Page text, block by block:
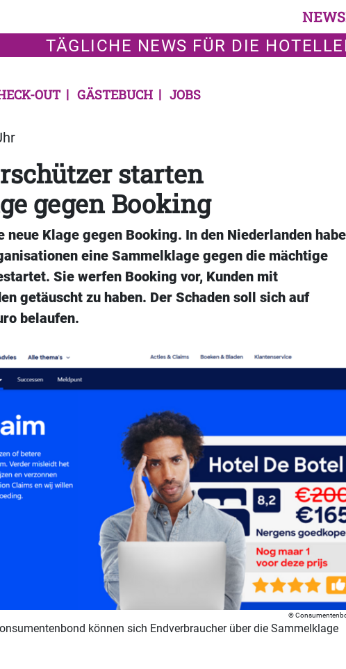
TÄGLICHE NEWS FÜR DIE
OUT GÄSTEBUCH JOBS
starten
gegen Booking
neue Klage gegen Booking. In den Niederlanden
eine Sammelklage gegen die mächtige
Sie werfen Booking vor, Kunden mit
getäuscht zu haben. Der Schaden soll sich auf
belaufen.
können sich Endverbraucher über die Sammelklage